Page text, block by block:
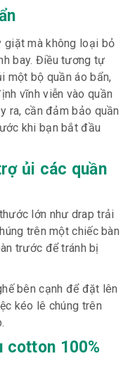
giặt mà không loại bỏ
bay. Điều tương tự
một bộ quần áo bẩn,
vĩnh viễn vào quần
ra, cần đảm bảo quần
khi bạn bắt đầu
ủi các quần
lớn như drap trải
trên một chiếc bàn
trước để tránh bị
bên cạnh để đặt lên
kéo lê chúng trên
cotton 100%